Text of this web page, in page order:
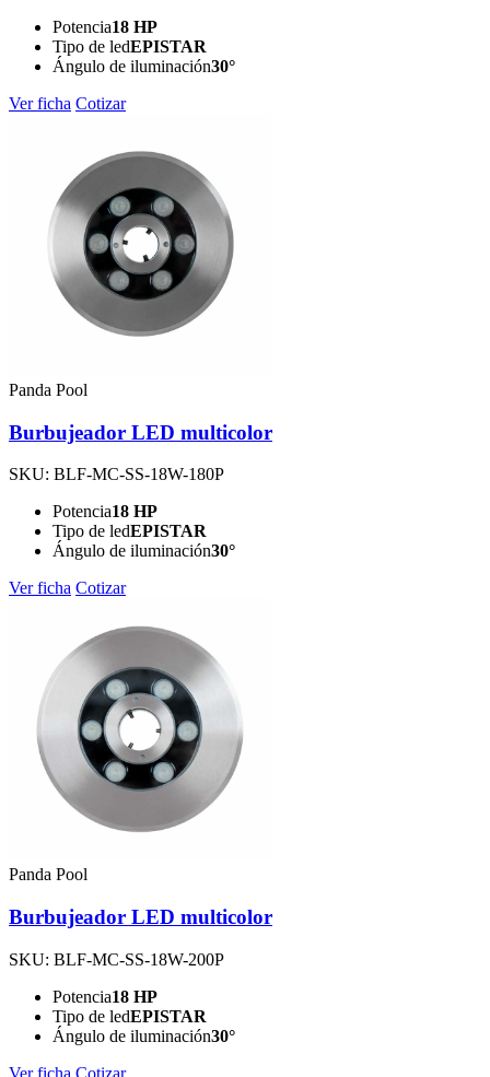
Potencia18 HP
Tipo de ledEPISTAR
Ángulo de iluminación30°
Ver ficha Cotizar
Panda Pool
Burbujeador LED multicolor
SKU: BLF-MC-SS-18W-180P
Potencia18 HP
Tipo de ledEPISTAR
Ángulo de iluminación30°
Ver ficha Cotizar
Panda Pool
Burbujeador LED multicolor
SKU: BLF-MC-SS-18W-200P
Potencia18 HP
Tipo de ledEPISTAR
Ángulo de iluminación30°
Ver ficha Cotizar